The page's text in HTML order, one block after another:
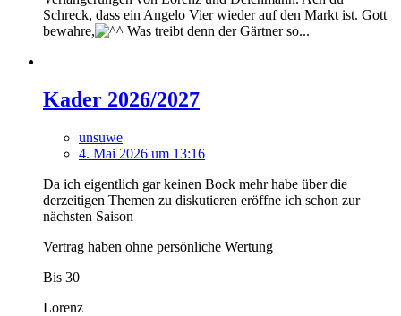
Schreck, dass ein Angelo Vier wieder auf den Markt ist. Gott
bewahre,
Was treibt denn der Gärtner so...
Kader 2026/2027
unsuwe
4. Mai 2026 um 13:16
Da ich eigentlich gar keinen Bock mehr habe über die
derzeitigen Themen zu diskutieren eröffne ich schon zur
nächsten Saison
Vertrag haben ohne persönliche Wertung
Bis 30
Lorenz